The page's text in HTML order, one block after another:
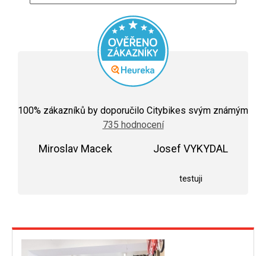
hodnocení
obchodu
je
100% zákazníků by doporučilo Citybikes svým známým
735 hodnocení
Miroslav Macek Josef VYKYDAL
testuji